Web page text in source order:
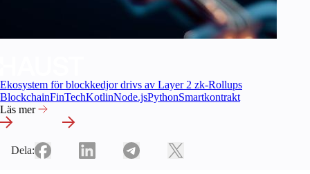
Ekosystem för blockkedjor drivs av Layer 2 zk-Rollups
BlockchainFinTechKotlinNode.jsPythonSmartkontrakt
Läs mer
Dela: